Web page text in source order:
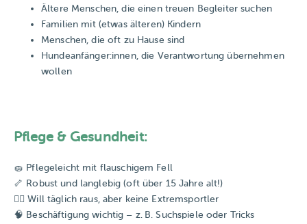
Ältere Menschen, die einen treuen Begleiter suchen
Familien mit (etwas älteren) Kindern
Menschen, die oft zu Hause sind
Hundeanfänger:innen, die Verantwortung übernehmen
wollen
Pflege & Gesundheit:
🧽 Pflegeleicht mit flauschigem Fell
🦴 Robust und langlebig (oft über 15 Jahre alt!)
🚶‍♂️ Will täglich raus, aber keine Extremsportler
🧠 Beschäftigung wichtig – z. B. Suchspiele oder Tricks